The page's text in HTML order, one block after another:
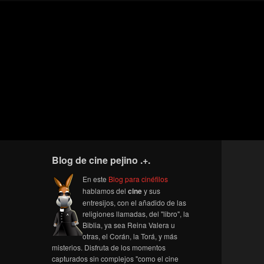
Blog de cine pejino .+.
En este Blog para cinéfilos
hablamos del ciney sus
entresijos, con el añadido de las
religiones llamadas, del "libro", la
Biblia, ya sea Reina Valera u
otras, el Corán, la Torá, y más
misterios. Disfruta de los momentos
capturados sin complejos "como el cine